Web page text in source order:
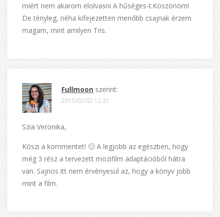
miért nem akarom elolvasni A hűséges-t.Köszönöm!
De tényleg, néha kifejezetten menőbb csajnak érzem
magam, mint amilyen Tris.
Fullmoon szerint:
2015/02/02 12:21
Szia Veronika,
Köszi a kommentet! 🙂 A legjobb az egészben, hogy
még 3 rész a tervezett mozifilm adaptációból hátra
van. Sajnos itt nem érvényesül az, hogy a könyv jobb
mint a film.